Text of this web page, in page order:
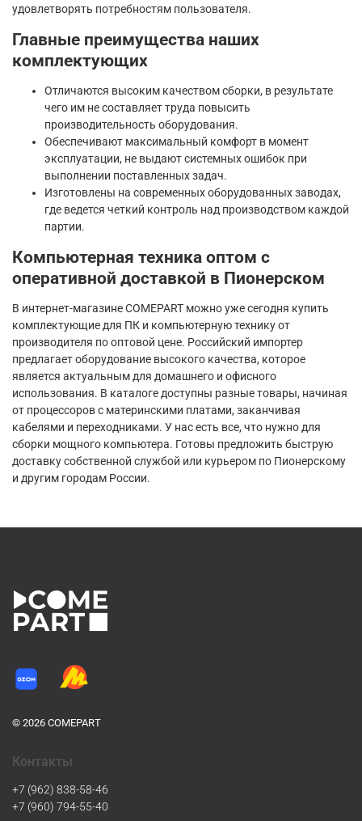
удовлетворять потребностям пользователя.
Главные преимущества наших
комплектующих
Отличаются высоким качеством сборки, в результате
чего им не составляет труда повысить
производительность оборудования.
Обеспечивают максимальный комфорт в момент
эксплуатации, не выдают системных ошибок при
выполнении поставленных задач.
Изготовлены на современных оборудованных заводах,
где ведется четкий контроль над производством каждой
партии.
Компьютерная техника оптом с
оперативной доставкой в Пионерском
В интернет-магазине COMEPART можно уже сегодня купить
комплектующие для ПК и компьютерную технику от
производителя по оптовой цене. Российский импортер
предлагает оборудование высокого качества, которое
является актуальным для домашнего и офисного
использования. В каталоге доступны разные товары, начиная
от процессоров с материнскими платами, заканчивая
кабелями и переходниками. У нас есть все, что нужно для
сборки мощного компьютера. Готовы предложить быструю
доставку собственной службой или курьером по Пионерскому
и другим городам России.
© 2026 COMEPART
Контакты
+7 (962) 838-58-46
+7 (960) 794-55-40